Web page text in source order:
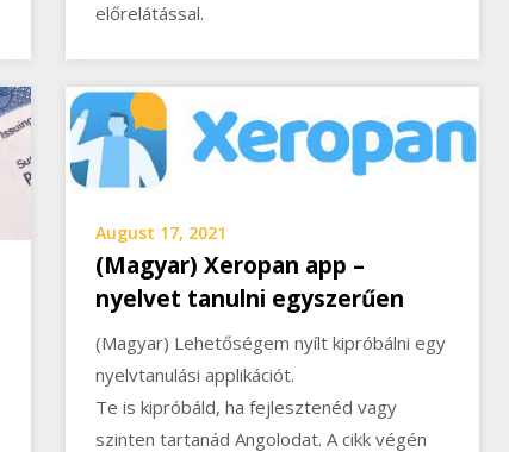
előrelátással.
August 17, 2021
(Magyar) Xeropan app –
nyelvet tanulni egyszerűen
(Magyar) Lehetőségem nyílt kipróbálni egy
nyelvtanulási applikációt.
Te is kipróbáld, ha fejlesztenéd vagy
szinten tartanád Angolodat. A cikk végén